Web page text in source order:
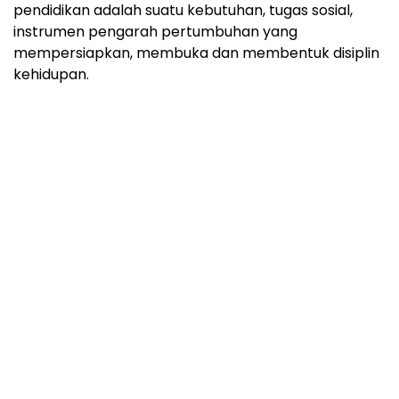
pendidikan adalah suatu kebutuhan, tugas sosial,
instrumen pengarah pertumbuhan yang
mempersiapkan, membuka dan membentuk disiplin
kehidupan.